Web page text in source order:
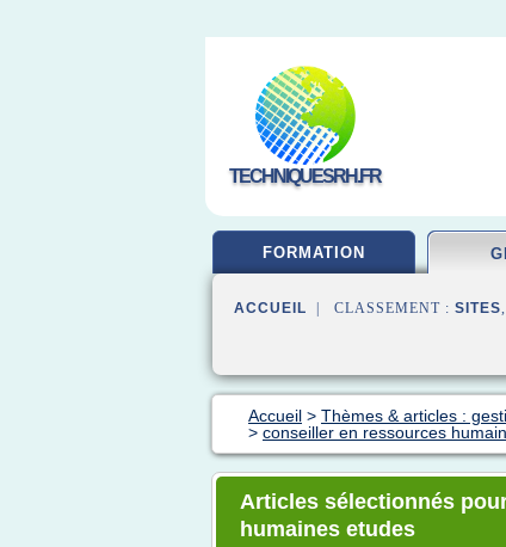
TECHNIQUESRH.FR
FORMATION
ACCUEIL | CLASSEMENT : SITES,
Accueil > Thèmes & articles :
> conseiller en ressources
Articles sélectionnés
humaines etudes